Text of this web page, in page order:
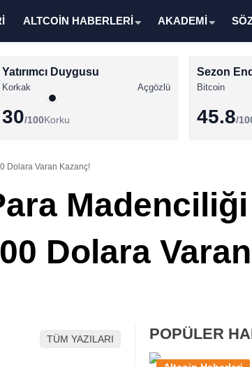
ALTCOİN HABERLERİ AKADEMİ
Yatırımcı Duygusu
Korkak Açgözlü
30/100Korku
Sezon
Bitcoin
45.8/
Dolara Varan Kazanç!
Madenciliği
Dolara Varan
TÜM YAZILARI POPÜLER